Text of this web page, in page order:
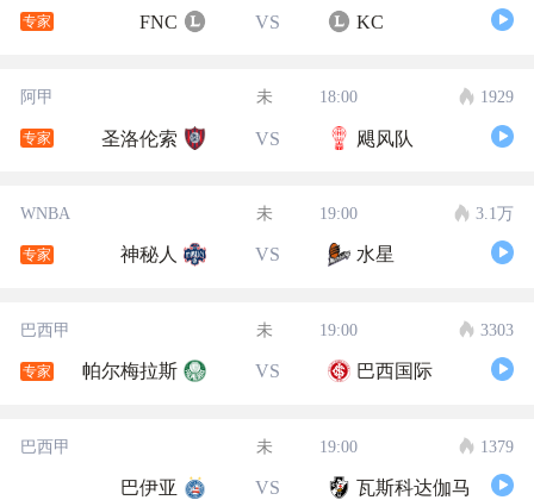
专家 FNC VS KC
阿甲 未 18:00 1929
专家 圣洛伦索 VS 飓风队
WNBA 未 19:00 3.1万
专家 神秘人 VS 水星
巴西甲 未 19:00 3303
专家 帕尔梅拉斯 VS 巴西国际
巴西甲 未 19:00 1379
巴伊亚 VS 瓦斯科达伽马